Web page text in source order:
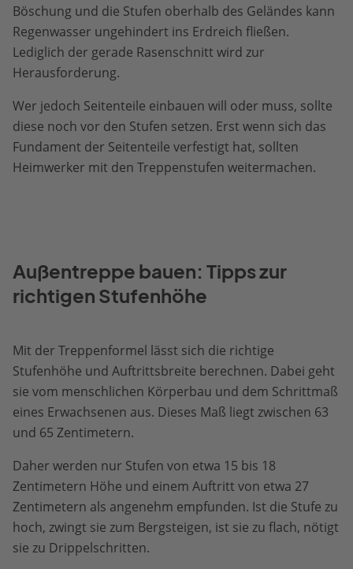
Böschung und die Stufen oberhalb des Geländes kann
Regenwasser ungehindert ins Erdreich fließen.
Lediglich der gerade Rasenschnitt wird zur
Herausforderung.
Wer jedoch Seitenteile einbauen will oder muss, sollte
diese noch vor den Stufen setzen. Erst wenn sich das
Fundament der Seitenteile verfestigt hat, sollten
Heimwerker mit den Treppenstufen weitermachen.
Außentreppe bauen: Tipps zur
richtigen Stufenhöhe
Mit der Treppenformel lässt sich die richtige
Stufenhöhe und Auftrittsbreite berechnen. Dabei geht
sie vom menschlichen Körperbau und dem Schrittmaß
eines Erwachsenen aus. Dieses Maß liegt zwischen 63
und 65 Zentimetern.
Daher werden nur Stufen von etwa 15 bis 18
Zentimetern Höhe und einem Auftritt von etwa 27
Zentimetern als angenehm empfunden. Ist die Stufe zu
hoch, zwingt sie zum Bergsteigen, ist sie zu flach, nötigt
sie zu Drippelschritten.